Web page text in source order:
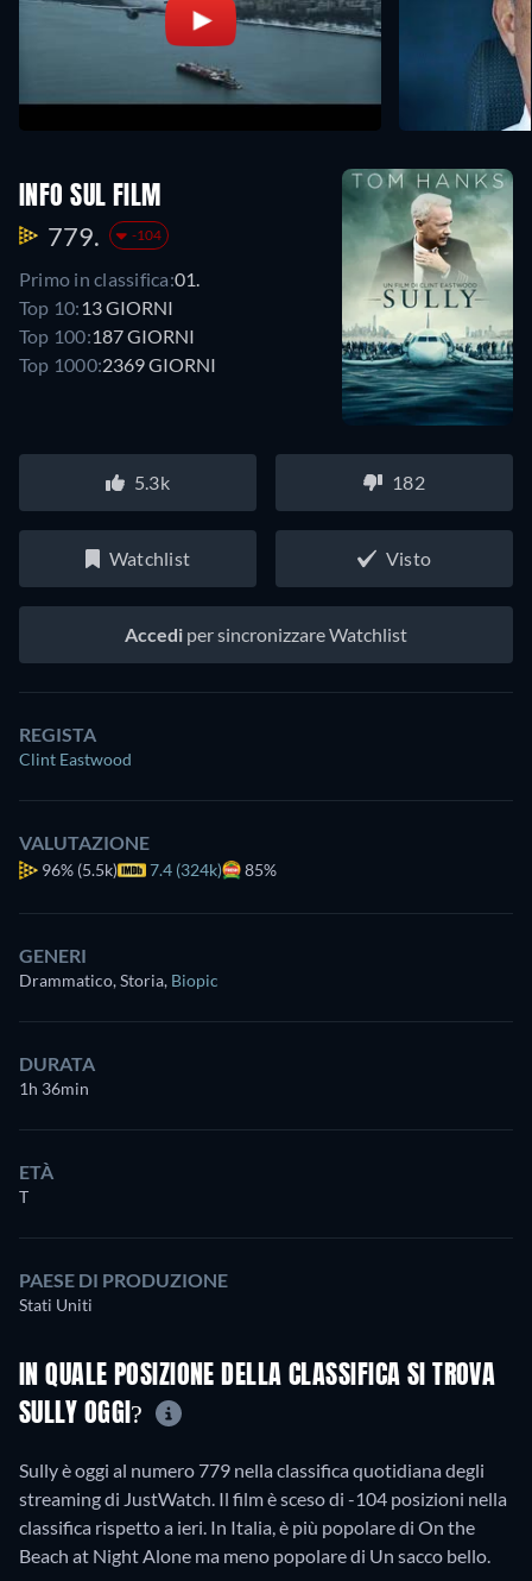
INFO SUL FILM
779. -104
Primo in classifica:01.
Top 10: 13 GIORNI
Top 100:187 GIORNI
Top 1000:2369 GIORNI
5.3k 182
Watchlist Visto
Accedi per sincronizzare Watchlist
REGISTA
Clint Eastwood
VALUTAZIONE
96% (5.5k) 7.4 (324k) 85%
GENERI
Drammatico, Storia, Biopic
DURATA
1h 36min
ETÀ
T
PAESE DI PRODUZIONE
Stati Uniti
IN QUALE POSIZIONE DELLA CLASSIFICA SI TROVA
SULLY OGGI?
Sully è oggi al numero 779 nella classifica quotidiana degli
streaming di JustWatch. Il film è sceso di -104 posizioni nella
classifica rispetto a ieri. In Italia, è più popolare di On the
Beach at Night Alone ma meno popolare di Un sacco bello.